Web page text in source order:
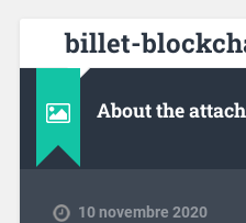
billet-
About the
10 novembre 2020